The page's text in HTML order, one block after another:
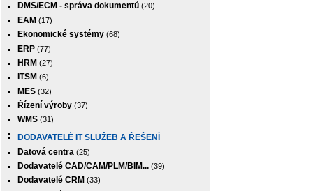
DMS/ECM - správa dokumentů (20)
EAM (17)
Ekonomické systémy (68)
ERP (77)
HRM (27)
ITSM (6)
MES (32)
Řízení výroby (37)
WMS (31)
DODAVATELÉ IT SLUŽEB A ŘEŠENÍ
Datová centra (25)
Dodavatelé CAD/CAM/PLM/BIM... (39)
Dodavatelé CRM (33)